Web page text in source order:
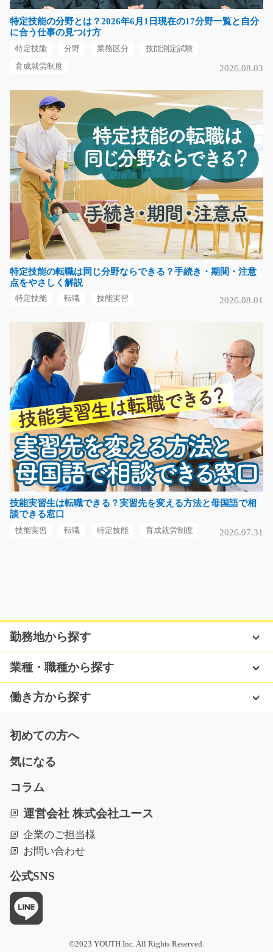
長期（3ヶ月以上）
時給1400円
愛知県名古屋市中川区
手のひらサイズの自動車内装部品に組付け/y08_01
192
【担当者オススメ】あなたのやりがいがここにある！！
弊社スタッフさんも…
長期（3ヶ月以上）
時給1300円～1625円
福岡県北九州市八幡東区
気になる
パンの製造スタッフ/y02_01739
工場内でパンの製造作業をお任せします。 ★カンタン作
業の繰り返し↓ ＼作…
長期（3ヶ月以上）
時給1,300円
栃木県足利市
気になる
一般事務スタッフ/i02_01238
急募
データ入力業務やメール・電話応対、来客対応、書類作
成業務などの一般事…
長期（3ヶ月以上）
大募集?二輪部品の組立て/t03_00797
工具を使って部品のネジ締めしていくだけ！ 地元優良企
業様で働いてみませ…
長期（3ヶ月以上）
熊本県菊池郡大津町
大型連休有！キレイな工場で検品、梱包作業/y08_
01979
急募
工場内から出てきた完成品の梱包、検品、出荷の準備を
長期（3ヶ月以上）
時給1200円
福岡県京都郡苅田町
特定技能の分野とは？2026年6月1日現在の17分野一覧と自分
に合う仕事の見つけ方
特定技能 分野 業務区分 技能測定試験
育成就労制度 2026.08.03
特定技能の転職は同じ分野ならできる？手続き・期間・注意
点をやさしく解説
特定技能 転職 技能実習 2026.08.01
技能実習生は転職できる？実習先を変える方法と母国語で相
談できる窓口
技能実習 転職 特定技能 育成就労制度 2026.07.31
勤務地から探す
業種・職種から探す
働き方から探す
初めての方へ
気になる
コラム
運営会社 株式会社ユース
企業のご担当様
お問い合わせ
公式SNS
©2023 YOUTH Inc. All Rights Reserved.